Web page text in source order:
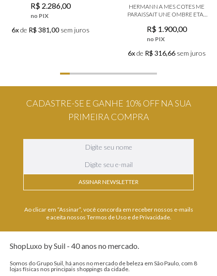
R$ 2.286,00
no PIX
6xde R$ 381,00sem juros
HERMANN A MES COTES ME
PARAISSAIT UNE OMBRE ETAT
PARFUM
R$ 1.900,00
no PIX
6xde R$ 316,66sem juros
CADASTRE-SE E GANHE 10% OFF NA SUA
PRIMEIRA COMPRA
ASSINAR NEWSLETTER
Ao clicar em “Assinar”, você concorda em receber nossos e-mails
e aceita nossos Termos de Uso e de Privacidade.
ShopLuxo by Suil - 40 anos no mercado.
Somos do Grupo Suil, há anos no mercado de beleza em São Paulo, com 8
lojas físicas nos principais shoppings da cidade.